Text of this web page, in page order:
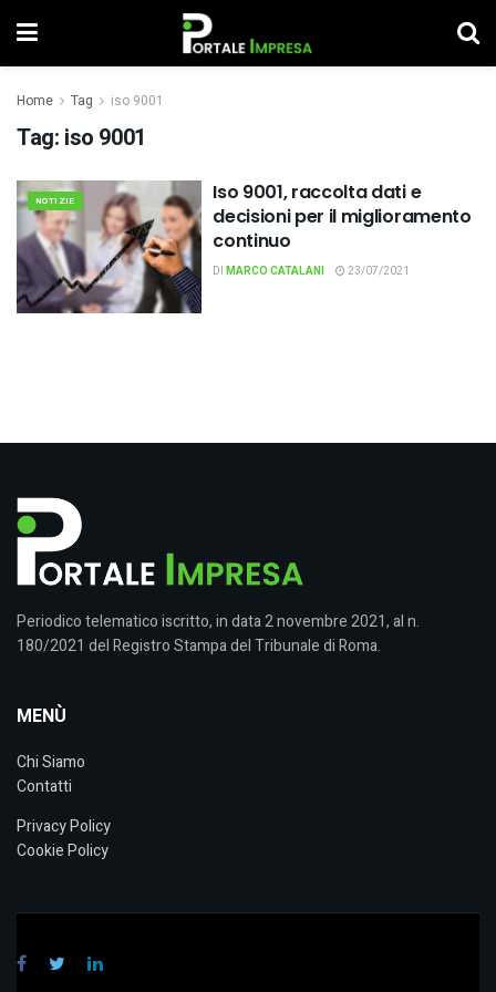
Home Tag iso 9001
Tag: iso 9001
NOTIZIE
Iso 9001, raccolta dati e
decisioni per il miglioramento
continuo
DI MARCO CATALANI 23/07/2021
Periodico telematico iscritto, in data 2 novembre 2021, al n.
180/2021 del Registro Stampa del Tribunale di Roma.
MENÙ
Chi Siamo
Contatti
Privacy Policy
Cookie Policy